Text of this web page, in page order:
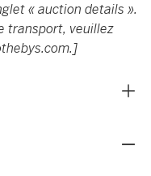
« auction details ».
transport, veuillez
.]